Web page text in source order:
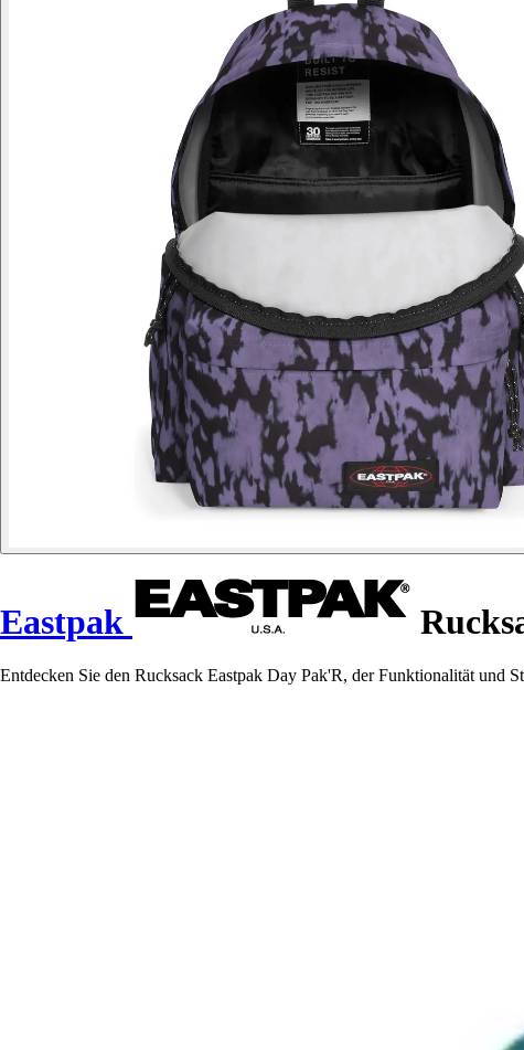
Eastpak
Entdecken Sie den Rucksack Eastpak Day Pak'R, der Funktionalität und